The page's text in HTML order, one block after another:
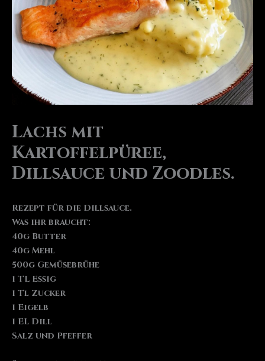
Lachs mit
Kartoffelpüree,
Dillsauce und Zoodles.
Rezept für die Dillsauce.
Was ihr braucht:
40g Butter
40g Mehl
500g Gemüsebrühe
1 TL Essig
1 Tl Zucker
1 Eigelb
1 EL Dill
Salz und Pfeffer